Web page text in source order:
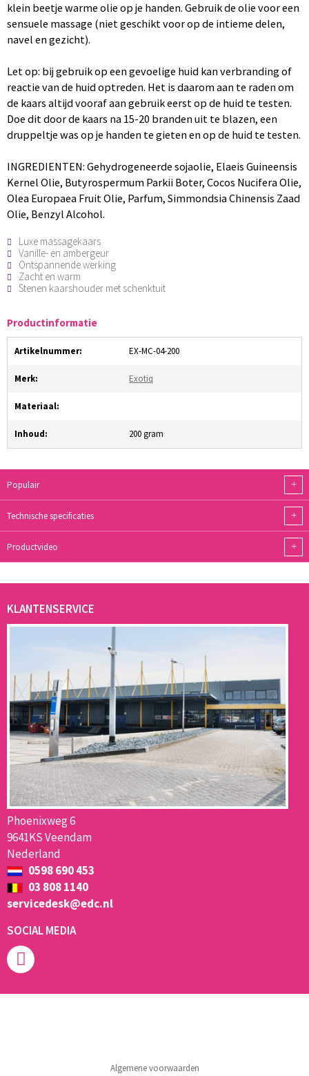
klein beetje warme olie op je handen. Gebruik de olie voor een
sensuele massage (niet geschikt voor op de intieme delen,
navel en gezicht).
Let op: bij gebruik op een gevoelige huid kan verbranding of
reactie van de huid optreden. Het is daarom aan te raden om
de kaars altijd vooraf aan gebruik eerst op de huid te testen.
Doe dit door de kaars na 15-20 branden uit te blazen, een
druppeltje was op je handen te gieten en op de huid te testen.
INGREDIENTEN: Gehydrogeneerde sojaolie, Elaeis Guineensis
Kernel Olie, Butyrospermum Parkii Boter, Cocos Nucifera Olie,
Olea Europaea Fruit Olie, Parfum, Simmondsia Chinensis Zaad
Olie, Benzyl Alcohol.
Luxe massagekaars
Vanille- en ambergeur
Ontspannende werking
Zacht en warm
Stenen kaarshouder met schenktuit
Productinformatie
Artikelnummer: EX-MC-04-200
Merk: Exotiq
Materiaal:
Inhoud: 200 gram
Populair +
Technische specificaties +
Productvideo +
KLANTENSERVICE
Phoenixweg 6
9641KS Veendam
Nederland
0598 690 453
03 808 1140
servicedesk@edc.nl
SOCIAL MEDIA
Algemene voorwaarden